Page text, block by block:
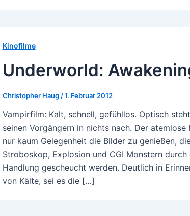
Kinofilme
Underworld:
Christopher Haug /1. Februar 2012
Vampirfilm: Kalt, schnell, gefühllos. Optisch steht
seinen Vorgängern in nichts nach. Der
nur kaum Gelegenheit die Bilder zu genießen,
Stroboskop, Explosion und CGI Monstern
Handlung gescheucht werden. Deutlich in
von Kälte, sei es die […]